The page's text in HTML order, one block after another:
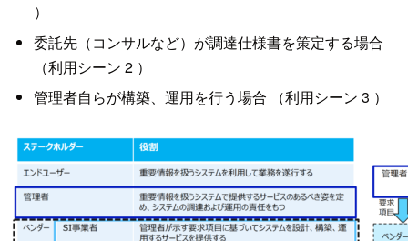
）
委託先（コンサルなど）が調達仕様書を策定する場合
（利用シーン 2 ）
管理者自らが構築、運用を行う場合 （利用シーン 3 ）